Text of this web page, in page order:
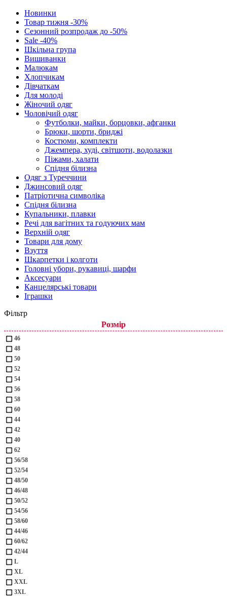
Новинки
Товар тижня -30%
Сезонний розпродаж до -50%
Sale -40%
Шкільна група
Вишиванки
Малюкам
Хлопчикам
Дівчаткам
Для молоді
Жіночий одяг
Чоловічий одяг
Футболки, майки, борцовки, афганки
Брюки, шорти, бриджі
Костюми, комплекти
Джемпера, худі, світшоти, водолазки
Піжами, халати
Спідня білизна
Одяг з Туреччини
Джинсовий одяг
Патріотична символіка
Спідня білизна
Купальники, плавки
Речі для вагітних та годуючих мам
Верхній одяг
Товари для дому
Взуття
Шкарпетки і колготи
Головні убори, рукавиці, шарфи
Аксесуари
Канцелярські товари
Іграшки
Фільтр
Розмір
46
48
50
52
54
56
58
60
44
42
40
62
56/58
52/54
48/50
46/48
50/52
54/56
58/60
44/46
60/62
42/44
L
XL
XXL
3XL